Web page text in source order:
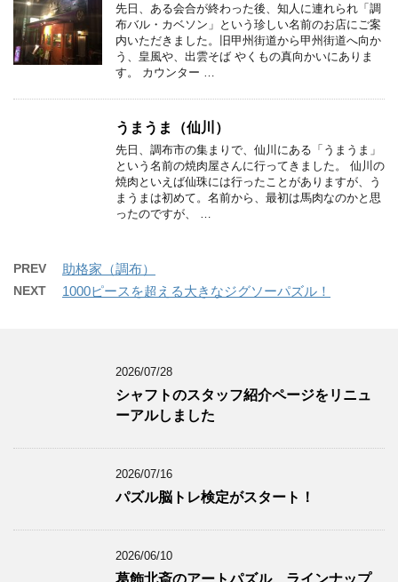
先日、ある会合が終わった後、知人に連れられ「調
布バル・カベソン」という珍しい名前のお店にご案
内いただきました。旧甲州街道から甲州街道へ向か
う、皇風や、出雲そば やくもの真向かいにありま
す。 カウンター …
うまうま（仙川）
先日、調布市の集まりで、仙川にある「うまうま」
という名前の焼肉屋さんに行ってきました。 仙川の
焼肉といえば仙珠には行ったことがありますが、う
まうまは初めて。名前から、最初は馬肉なのかと思
ったのですが、 …
PREV 助格家（調布）
NEXT 1000ピースを超える大きなジグソーパズル！
2026/07/28
シャフトのスタッフ紹介ページをリニュ
ーアルしました
2026/07/16
パズル脳トレ検定がスタート！
2026/06/10
葛飾北斎のアートパズル、ラインナップ